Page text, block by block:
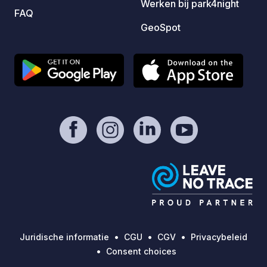
Snelle
voor
FAQ
Werken bij park4night
GeoSpot
Juridische informatie CGU CGV
Privacybeleid
Consent choices